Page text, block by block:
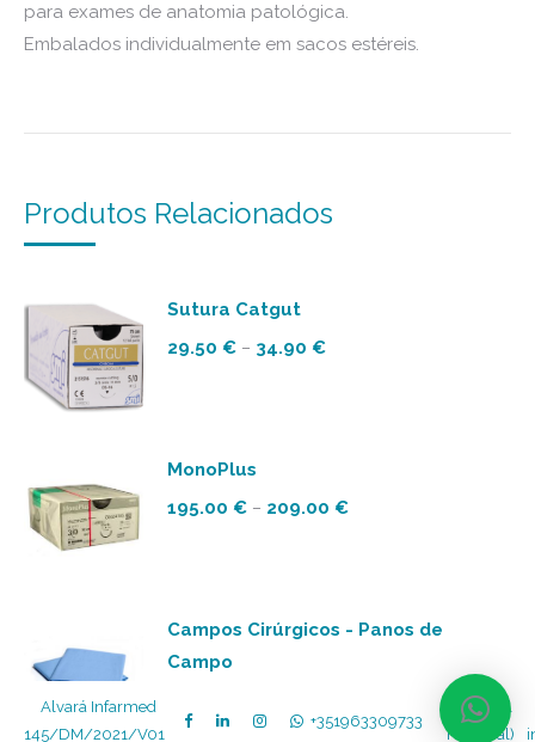
para exames de anatomia patológica.
Embalados individualmente em sacos estéreis.
Produtos Relacionados
Sutura Catgut
29.50 € – 34.90 €Price
MonoPlus
195.00 € – 209.00 €Price
209.00 €
Campos Cirúrgicos - Panos de
Campo
range:
145/DM/2021/V01
+351963309733
Nacional)